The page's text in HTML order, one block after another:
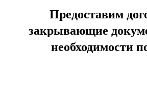
Предоставим
закрывающие
необходимости